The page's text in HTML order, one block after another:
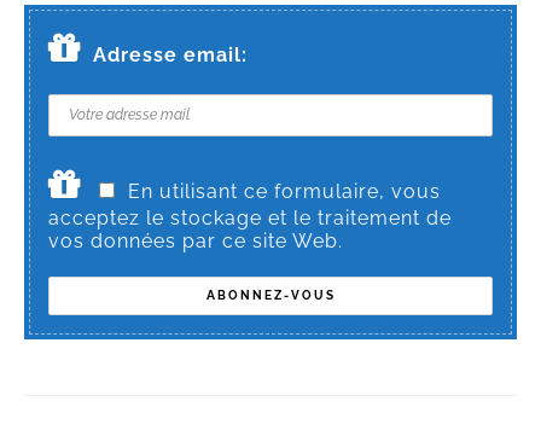
Adresse email:
En utilisant ce formulaire, vous
acceptez le stockage et le traitement de
vos données par ce site Web.